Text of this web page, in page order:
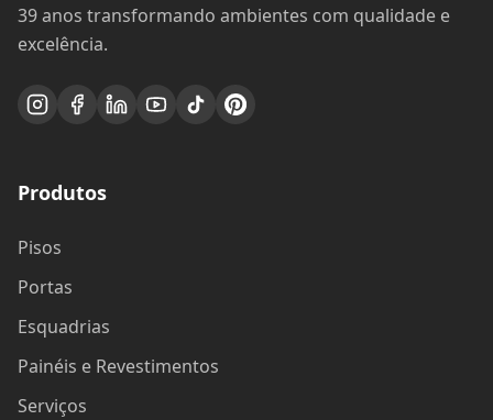
39 anos transformando ambientes com qualidade e
excelência.
Produtos
Pisos
Portas
Esquadrias
Painéis e Revestimentos
Serviços